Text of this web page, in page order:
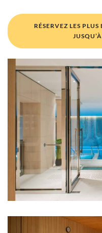
RÉSERVEZ LES